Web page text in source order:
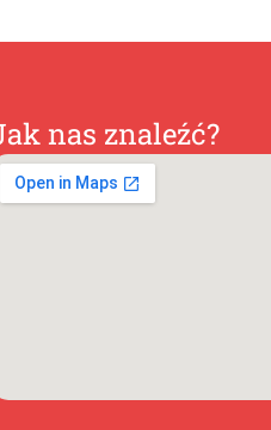
nas znaleźć?